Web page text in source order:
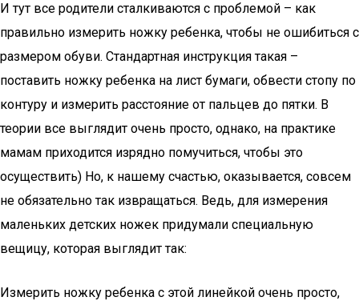
И тут все родители сталкиваются с проблемой – как
правильно измерить ножку ребенка, чтобы не ошибиться с
размером обуви. Стандартная инструкция такая –
поставить ножку ребенка на лист бумаги, обвести стопу по
контуру и измерить расстояние от пальцев до пятки. В
теории все выглядит очень просто, однако, на практике
мамам приходится изрядно помучиться, чтобы это
осуществить) Но, к нашему счастью, оказывается, совсем
не обязательно так извращаться. Ведь, для измерения
маленьких детских ножек придумали специальную
вещицу, которая выглядит так:
Измерить ножку ребенка с этой линейкой очень просто,